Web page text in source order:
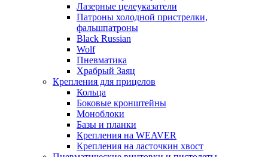
Лазерные целеуказатели
Патроны холодной пристрелки,
фальшпатроны
Black Russian
Wolf
Пневматика
Храбрый Заяц
Крепления для прицелов
Кольца
Боковые кронштейны
Моноблоки
Базы и планки
Крепления на WEAVER
Крепления на ласточкин хвост